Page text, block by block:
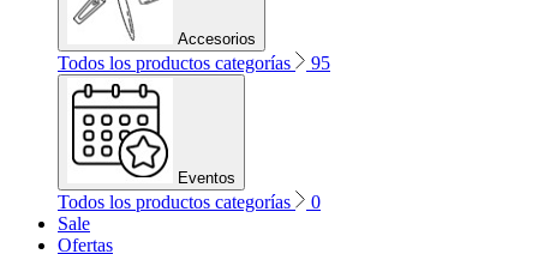
Accesorios
Todos los productos categorías 95
Eventos
Todos los productos categorías
0
Sale
Ofertas